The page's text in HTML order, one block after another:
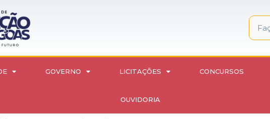
GOVERNO LICITAÇÕES CONCURSOS
OUVIDORIA